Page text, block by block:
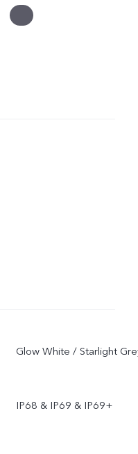
Glow White / Starlight
IP68 & IP69 & IP69+